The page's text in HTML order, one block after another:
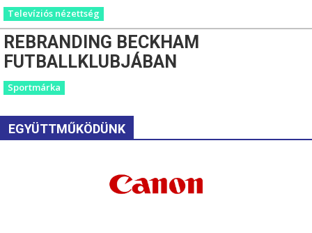
Televíziós nézettség
REBRANDING BECKHAM
FUTBALLKLUBJÁBAN
Sportmárka
EGYÜTTMŰKÖDÜNK